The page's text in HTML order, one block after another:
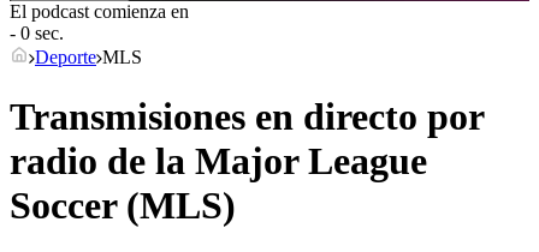
El podcast comienza en
- 0 sec.
Deporte MLS
Transmisiones en directo por
radio de la Major League
Soccer (MLS)